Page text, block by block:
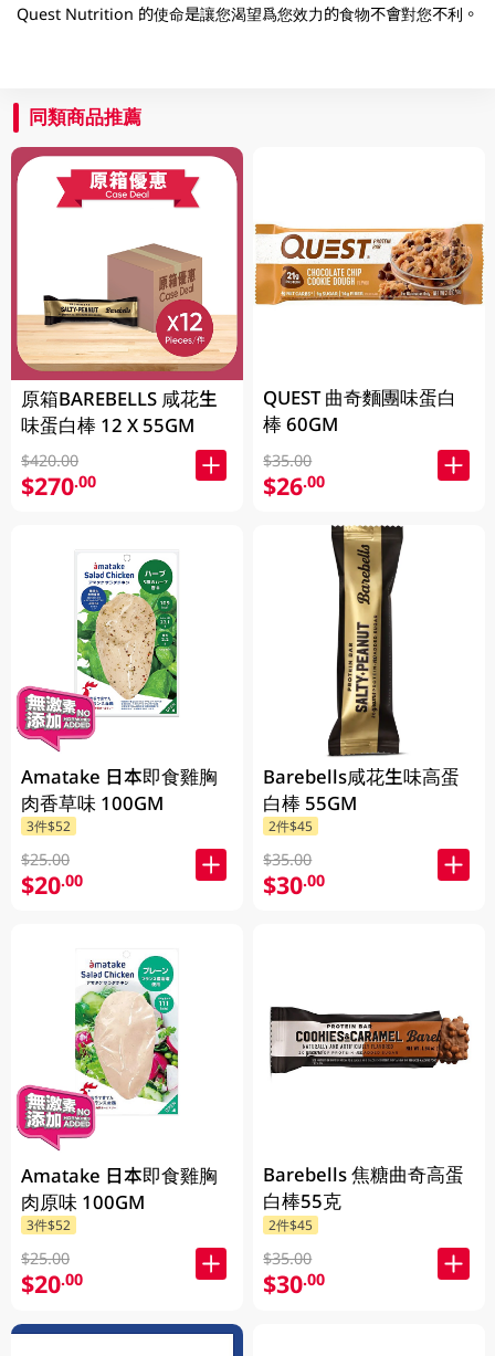
Quest Nutrition 的使命是讓您渴望爲您效力的食物不會對您不利。
同類商品推薦
原箱BAREBELLS 咸花生
味蛋白棒 12 X 55GM
$420.00
$270.00
Amatake 日本即食雞胸
肉香草味 100GM
3件$52
$25.00
$20.00
Amatake 日本即食雞胸
肉原味 100GM
3件$52
$25.00
$20.00
QUEST 曲奇麵團味蛋白
棒 60GM
$35.00
$26.00
Barebells咸花生味高蛋
白棒 55GM
2件$45
$35.00
$30.00
Barebells 焦糖曲奇高蛋
白棒55克
2件$45
$35.00
$30.00